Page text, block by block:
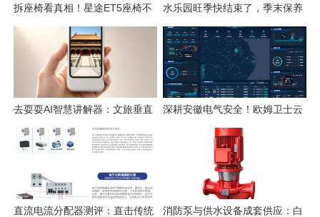
拆座椅看真相！星途ET5座椅不
只是舒适，技术藏满诚意
水乐园旺季快结束了，季末保养
这几件事千万别省
去耍耍AI智慧讲解器：文旅垂直
赛道的芯片级实践
深耕安徽电气安全！欧姆卫士云
平台构筑电气火灾智能监测防线
直流电流分配器测评：直击传统 消防泵与供水设备成套供应：白